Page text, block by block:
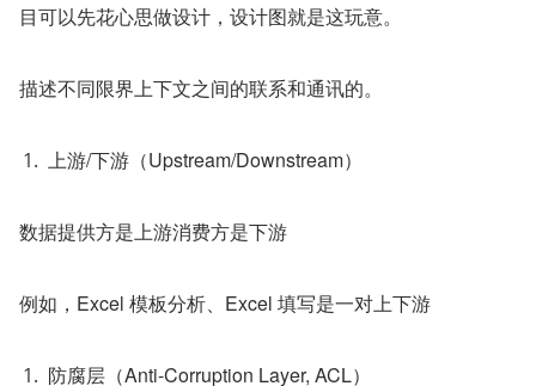
目可以先花心思做设计，设计图就是这玩意。
描述不同限界上下文之间的联系和通讯的。
上游/下游（Upstream/Downstream）
数据提供方是上游消费方是下游
例如，Excel 模板分析、Excel 填写是一对上下游
防腐层（Anti-Corruption Layer, ACL）